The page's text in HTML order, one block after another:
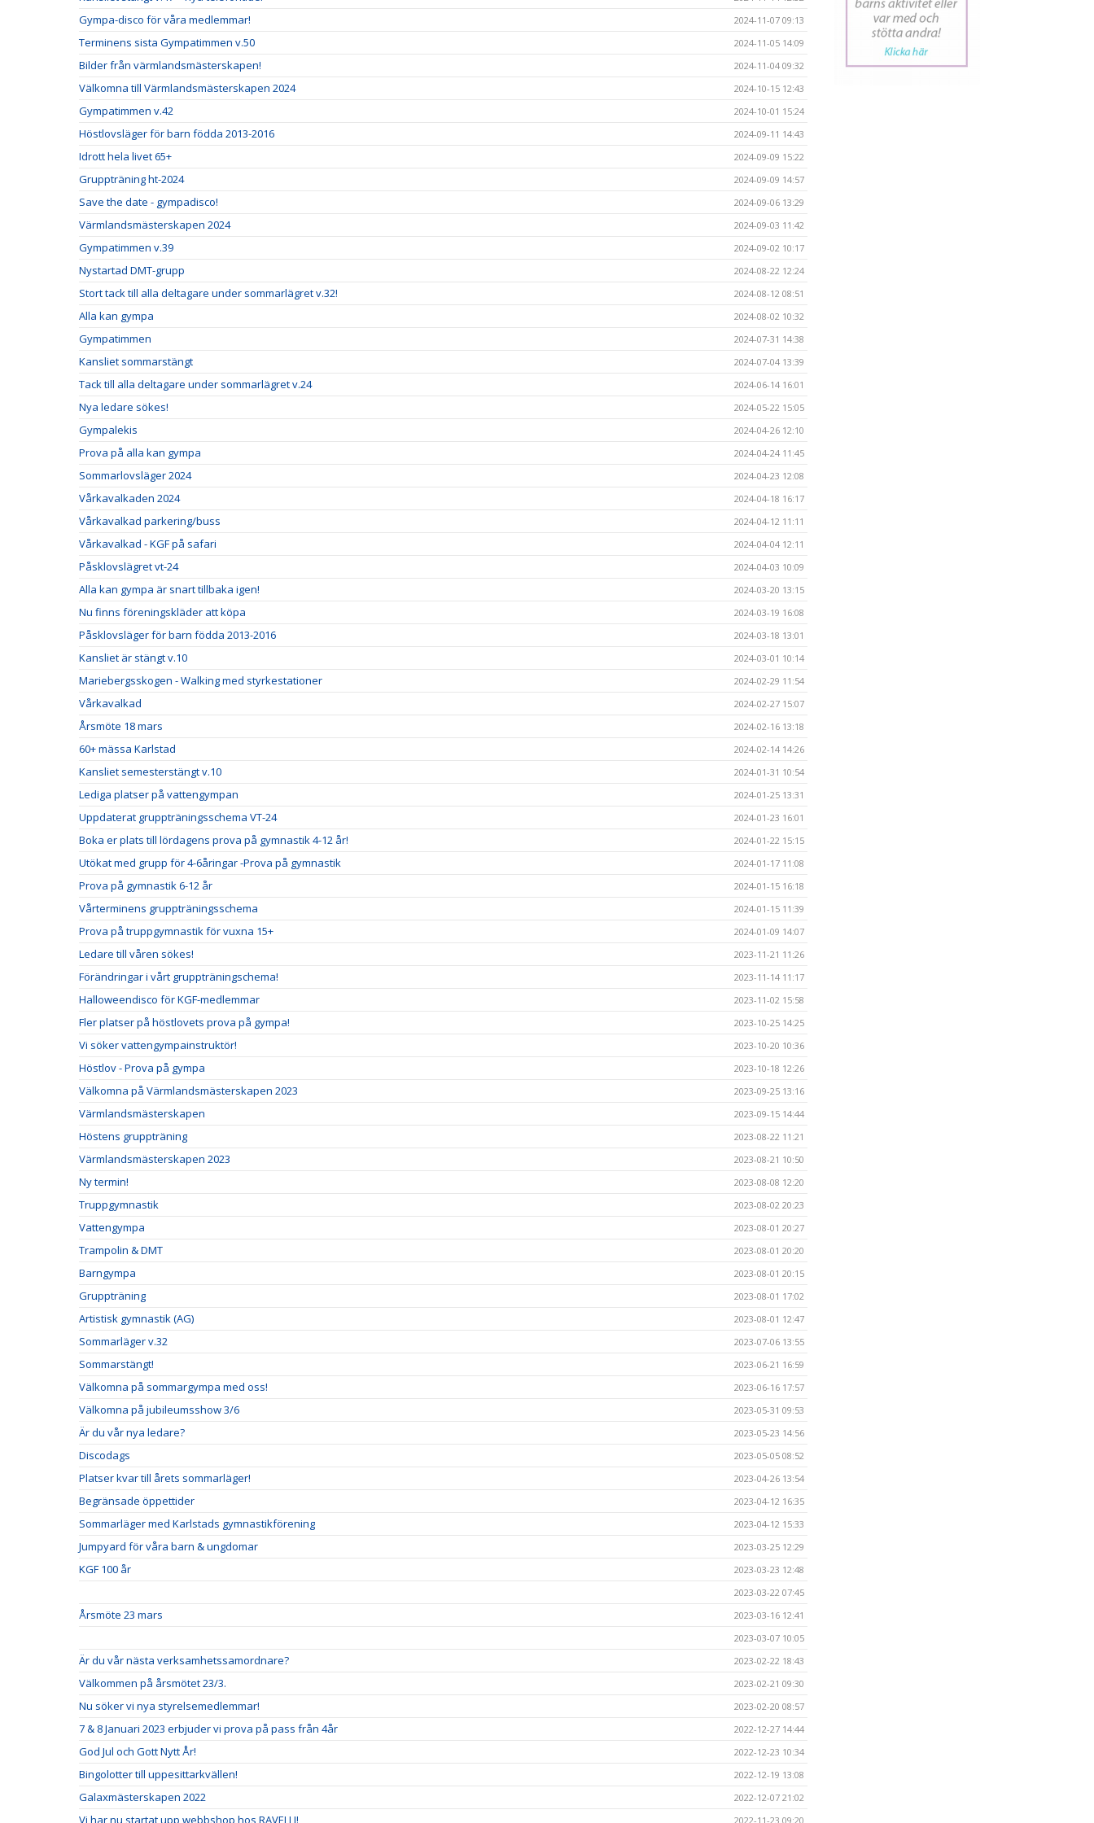
Gympa-disco för våra medlemmar! 2024-11-07 09:13
Terminens sista Gympatimmen v.50 2024-11-05 14:09
Bilder från värmlandsmästerskapen! 2024-11-04 09:32
Välkomna till Värmlandsmästerskapen 2024 2024-10-15 12:43
Gympatimmen v.42 2024-10-01 15:24
Höstlovsläger för barn födda 2013-2016 2024-09-11 14:43
Idrott hela livet 65+ 2024-09-09 15:22
Gruppträning ht-2024 2024-09-09 14:57
Save the date - gympadisco! 2024-09-06 13:29
Värmlandsmästerskapen 2024 2024-09-03 11:42
Gympatimmen v.39 2024-09-02 10:17
Nystartad DMT-grupp 2024-08-22 12:24
Stort tack till alla deltagare under sommarlägret v.32! 2024-08-12 08:51
Alla kan gympa 2024-08-02 10:32
Gympatimmen 2024-07-31 14:38
Kansliet sommarstängt 2024-07-04 13:39
Tack till alla deltagare under sommarlägret v.24 2024-06-14 16:01
Nya ledare sökes! 2024-05-22 15:05
Gympalekis 2024-04-26 12:10
Prova på alla kan gympa 2024-04-24 11:45
Sommarlovsläger 2024 2024-04-23 12:08
Vårkavalkaden 2024 2024-04-18 16:17
Vårkavalkad parkering/buss 2024-04-12 11:11
Vårkavalkad - KGF på safari 2024-04-04 12:11
Påsklovslägret vt-24 2024-04-03 10:09
Alla kan gympa är snart tillbaka igen! 2024-03-20 13:15
Nu finns föreningskläder att köpa 2024-03-19 16:08
Påsklovsläger för barn födda 2013-2016 2024-03-18 13:01
Kansliet är stängt v.10 2024-03-01 10:14
Mariebergsskogen - Walking med styrkestationer 2024-02-29 11:54
Vårkavalkad 2024-02-27 15:07
Årsmöte 18 mars 2024-02-16 13:18
60+ mässa Karlstad 2024-02-14 14:26
Kansliet semesterstängt v.10 2024-01-31 10:54
Lediga platser på vattengympan 2024-01-25 13:31
Uppdaterat gruppträningsschema VT-24 2024-01-23 16:01
Boka er plats till lördagens prova på gymnastik 4-12 år! 2024-01-22 15:15
Utökat med grupp för 4-6åringar -Prova på gymnastik 2024-01-17 11:08
Prova på gymnastik 6-12 år 2024-01-15 16:18
Vårterminens gruppträningsschema 2024-01-15 11:39
Prova på truppgymnastik för vuxna 15+ 2024-01-09 14:07
Ledare till våren sökes! 2023-11-21 11:26
Förändringar i vårt gruppträningschema! 2023-11-14 11:17
Halloweendisco för KGF-medlemmar 2023-11-02 15:58
Fler platser på höstlovets prova på gympa! 2023-10-25 14:25
Vi söker vattengympainstruktör! 2023-10-20 10:36
Höstlov - Prova på gympa 2023-10-18 12:26
Välkomna på Värmlandsmästerskapen 2023 2023-09-25 13:16
Värmlandsmästerskapen 2023-09-15 14:44
Höstens gruppträning 2023-08-22 11:21
Värmlandsmästerskapen 2023 2023-08-21 10:50
Ny termin! 2023-08-08 12:20
Truppgymnastik 2023-08-02 20:23
Vattengympa 2023-08-01 20:27
Trampolin & DMT 2023-08-01 20:20
Barngympa 2023-08-01 20:15
Gruppträning 2023-08-01 17:02
Artistisk gymnastik (AG) 2023-08-01 12:47
Sommarläger v.32 2023-07-06 13:55
Sommarstängt! 2023-06-21 16:59
Välkomna på sommargympa med oss! 2023-06-16 17:57
Välkomna på jubileumsshow 3/6 2023-05-31 09:53
Är du vår nya ledare? 2023-05-23 14:56
Discodags 2023-05-05 08:52
Platser kvar till årets sommarläger! 2023-04-26 13:54
Begränsade öppettider 2023-04-12 16:35
Sommarläger med Karlstads gymnastikförening 2023-04-12 15:33
Jumpyard för våra barn & ungdomar 2023-03-25 12:29
KGF 100 år
2023-03-23 12:48
2023-03-22 07:45
Årsmöte 23 mars
2023-03-16 12:41
2023-03-07 10:05
Är du vår nästa verksamhetssamordnare? 2023-02-22 18:43
Välkommen på årsmötet 23/3. 2023-02-21 09:30
Nu söker vi nya styrelsemedlemmar! 2023-02-20 08:57
7 & 8 Januari 2023 erbjuder vi prova på pass från 4år 2022-12-27 14:44
God Jul och Gott Nytt År! 2022-12-23 10:34
Bingolotter till uppesittarkvällen! 2022-12-19 13:08
Galaxmästerskapen 2022 2022-12-07 21:02
Vi har nu startat upp webbshop hos RAVELLI! 2022-11-23 09:20